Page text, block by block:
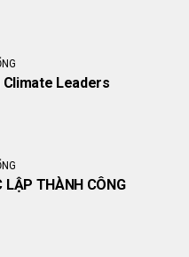
Leaders
LẬP THÀNH CÔNG